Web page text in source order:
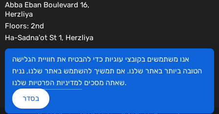
Abba Eban Boulevard 16,
Herzliya
Floors: 2nd
Ha-Sadna'ot St 1, Herzliya
Social
אנו משתמשים בקובצי עוגיות כדי להבטיח את חוויית הגלישה
הטובה ביותר באתר שלנו. אם תמשיך להשתמש באתר שלנו, נניח
שאתה מסכים למדיניות הפרטיות
שלנו.
בסדר